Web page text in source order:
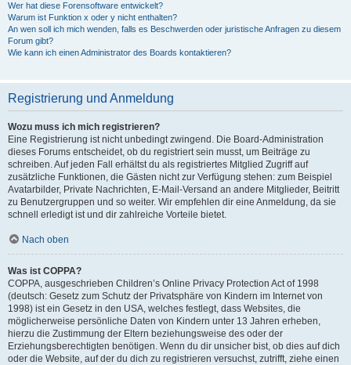
Wer hat diese Forensoftware entwickelt?
Warum ist Funktion x oder y nicht enthalten?
An wen soll ich mich wenden, falls es Beschwerden oder juristische Anfragen zu diesem
Forum gibt?
Wie kann ich einen Administrator des Boards kontaktieren?
Registrierung und Anmeldung
Wozu muss ich mich registrieren?
Eine Registrierung ist nicht unbedingt zwingend. Die Board-Administration
dieses Forums entscheidet, ob du registriert sein musst, um Beiträge zu
schreiben. Auf jeden Fall erhältst du als registriertes Mitglied Zugriff auf
zusätzliche Funktionen, die Gästen nicht zur Verfügung stehen: zum Beispiel
Avatarbilder, Private Nachrichten, E-Mail-Versand an andere Mitglieder, Beitritt
zu Benutzergruppen und so weiter. Wir empfehlen dir eine Anmeldung, da sie
schnell erledigt ist und dir zahlreiche Vorteile bietet.
Nach oben
Was ist COPPA?
COPPA, ausgeschrieben Children’s Online Privacy Protection Act of 1998
(deutsch: Gesetz zum Schutz der Privatsphäre von Kindern im Internet von
1998) ist ein Gesetz in den USA, welches festlegt, dass Websites, die
möglicherweise persönliche Daten von Kindern unter 13 Jahren erheben,
hierzu die Zustimmung der Eltern beziehungsweise des oder der
Erziehungsberechtigten benötigen. Wenn du dir unsicher bist, ob dies auf dich
oder die Website, auf der du dich zu registrieren versuchst, zutrifft, ziehe einen